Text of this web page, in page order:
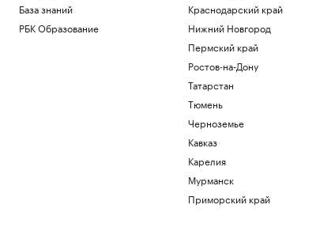
База знаний
РБК Образование
Краснодарский край
Нижний Новгород
Пермский край
Ростов-на-Дону
Татарстан
Тюмень
Черноземье
Кавказ
Карелия
Мурманск
Приморский край